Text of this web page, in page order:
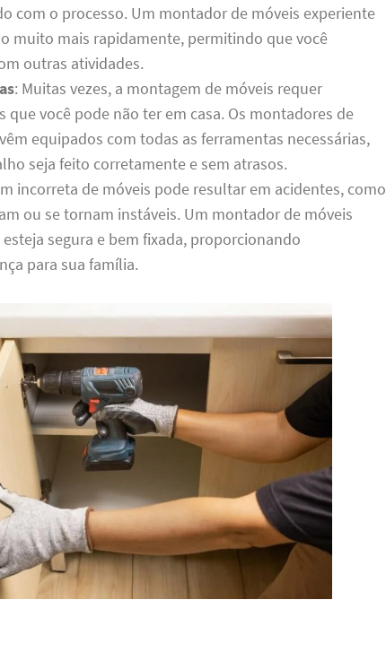
com o processo. Um montador de móveis experiente
muito mais rapidamente, permitindo que você
outras atividades.
: Muitas vezes, a montagem de móveis requer
que você pode não ter em casa. Os montadores de
equipados com todas as ferramentas necessárias,
seja feito corretamente e sem atrasos.
incorreta de móveis pode resultar em acidentes, como
ou se tornam instáveis. Um montador de móveis
segura e bem fixada, proporcionando
para sua família.